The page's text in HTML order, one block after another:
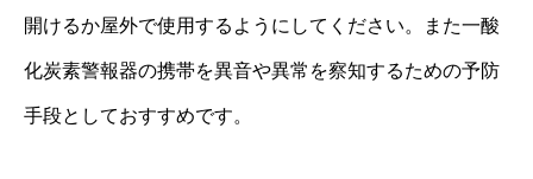
開けるか屋外で使用するようにしてください。また一酸
化炭素警報器の携帯を異音や異常を察知するための予防
手段としておすすめです。